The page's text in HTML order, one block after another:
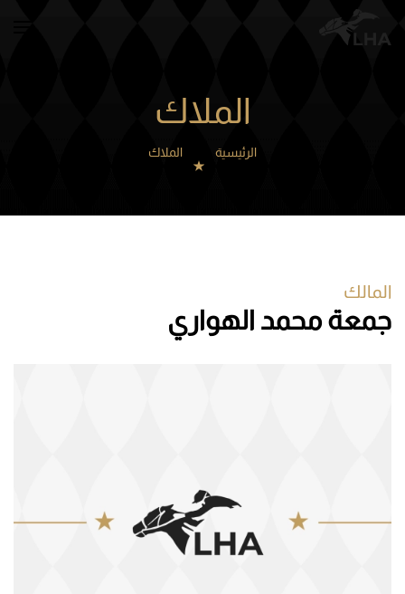
الملاك
الرئيسية الملاك
المالك
جمعة محمد الهواري